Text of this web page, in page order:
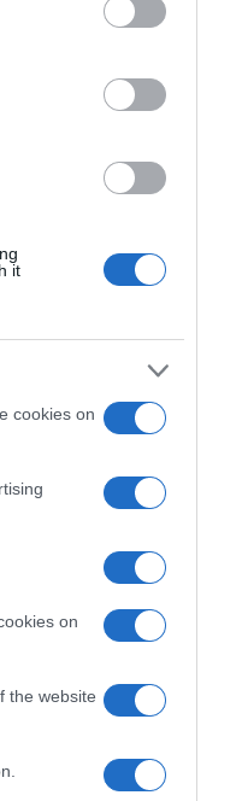
it
cookies on
on
the website